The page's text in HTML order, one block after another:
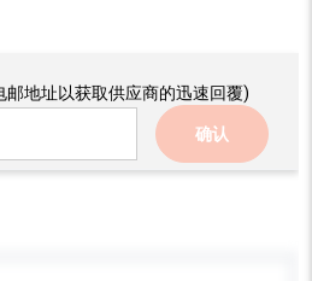
邮地址以获取供应商的迅速回覆)
确认